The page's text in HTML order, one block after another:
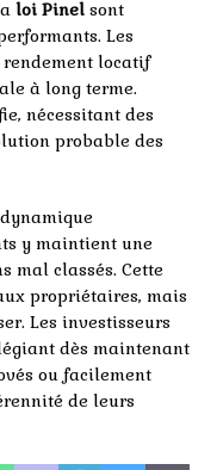
loi Pinel sont
Les
locatif
à long terme.
nécessitant des
probable des
y maintient une
mal classés. Cette
propriétaires, mais
Les investisseurs
dès maintenant
ou facilement
de leurs